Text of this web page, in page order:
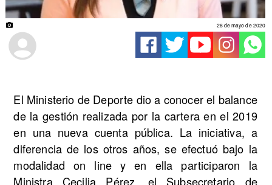
28 de mayo de 2020
El Ministerio de Deporte dio a conocer el balance
de la gestión realizada por la cartera en el 2019
en una nueva cuenta pública. La iniciativa, a
diferencia de los otros años, se efectuó bajo la
modalidad on line y en ella participaron la
Ministra Cecilia Pérez, el Subsecretario de